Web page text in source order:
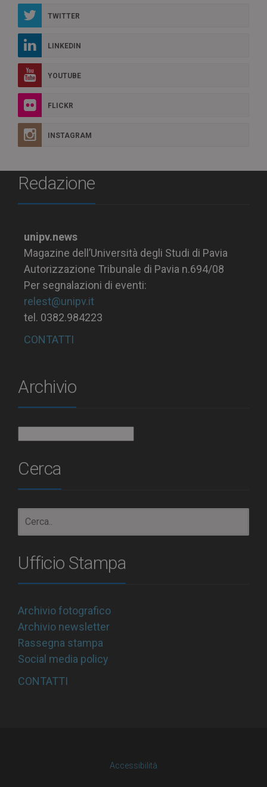
TWITTER
LINKEDIN
YOUTUBE
FLICKR
INSTAGRAM
Redazione
unipv.news
Magazine dell’Università degli Studi di Pavia
Autorizzazione Tribunale di Pavia n.694/08
Per segnalazioni di eventi:
relest@unipv.it
tel. 0382.984223
CONTATTI
Archivio
Cerca
Ufficio Stampa
Archivio fotografico
Archivio newsletter
Rassegna stampa
Social media policy
CONTATTI
Accessibilità